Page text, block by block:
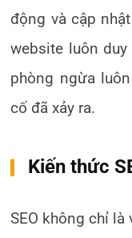
động và cập
website luôn
phòng ngừa
cố đã xảy ra.
Kiến thức
SEO không chỉ